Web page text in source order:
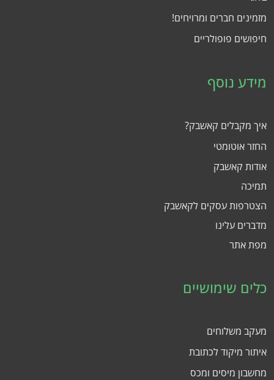
מזמינים חברים ומרויחים!
חיפושים פופולריים
מידע נוסף
איך מקבלים קאשבק?
החזר אוטומטי
אודות קאשבק
תמיכה
הצטרפות עסקים לקאשבק
מדברים עלינו
מפת אתר
כלים שימושיים
מעקב משלוחים
איתור מיקוד לכתובת
מחשבון מיסים ומכס